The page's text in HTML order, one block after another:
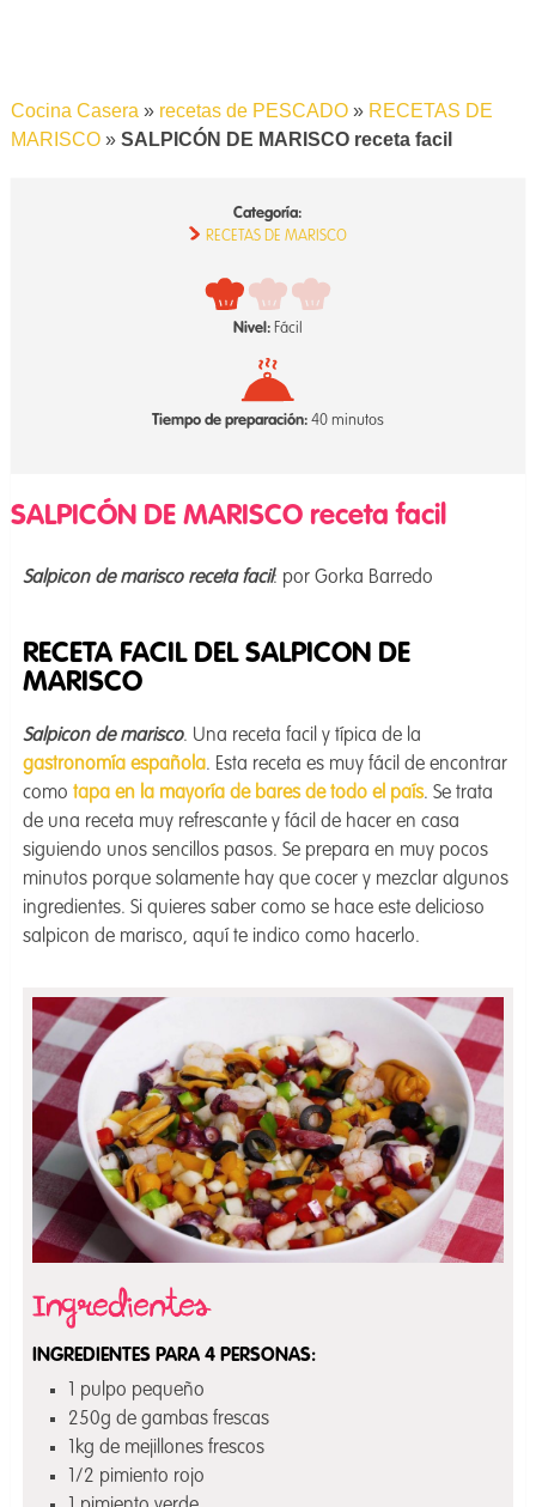
Cocina Casera» recetas de PESCADO» RECETAS DE
MARISCO» SALPICÓN DE MARISCO receta facil
Categoría:
RECETAS DE MARISCO
Nivel:Fácil
Tiempo de preparación:40 minutos
SALPICÓN DE MARISCO receta facil
Salpicon de marisco receta facil: por Gorka Barredo
RECETA FACIL DEL SALPICON DE
MARISCO
Salpicon de marisco. Una receta facil y típica de la
gastronomía española. Esta receta es muy fácil de encontrar
como tapa en la mayoría de bares de todo el país. Se trata
de una receta muy refrescante y fácil de hacer en casa
siguiendo unos sencillos pasos. Se prepara en muy pocos
minutos porque solamente hay que cocer y mezclar algunos
ingredientes. Si quieres saber como se hace este delicioso
salpicon de marisco, aquí te indico como hacerlo.
INGREDIENTES PARA 4 PERSONAS:
1 pulpo pequeño
250g de gambas frescas
1kg de mejillones frescos
1/2 pimiento rojo